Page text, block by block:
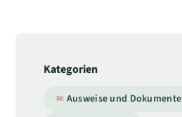
Kategorien
Ausweise und Dokumente